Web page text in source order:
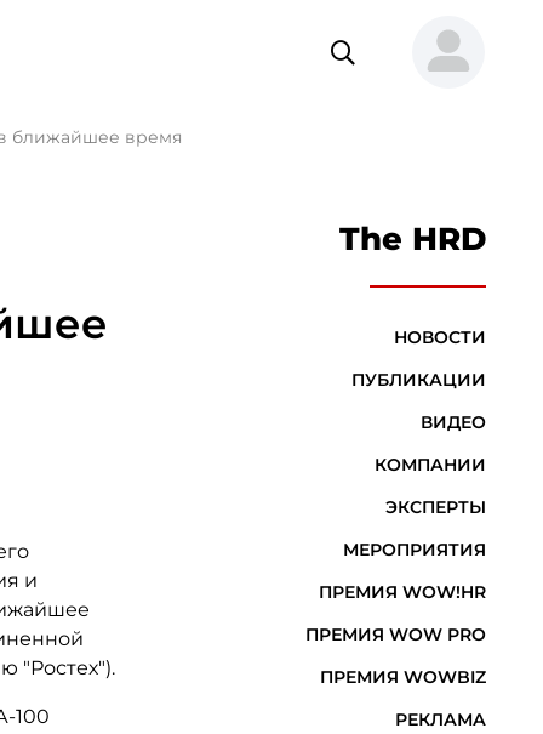
ближайшее время
и
"Ростех").
100
The HRD
НОВОСТИ
ПУБЛИКАЦИИ
ВИДЕО
КОМПАНИИ
ЭКСПЕРТЫ
МЕРОПРИЯТИЯ
ПРЕМИЯ WOW!HR
ПРЕМИЯ WOW PRO
ПРЕМИЯ WOWBIZ
РЕКЛАМА